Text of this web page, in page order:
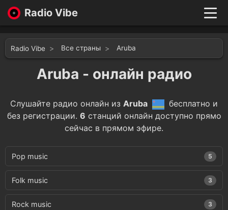
Radio Vibe
New
Genres
Likes
Top 100
Войти
Radio Vibe Все страны Aruba
Aruba - онлайн радио
Слушайте радио онлайн из Aruba
бесплатно и
без регистрации. 6 станций онлайн доступно прямо
сейчас в прямом эфире.
Pop music 5
Folk music 3
Rock music 3